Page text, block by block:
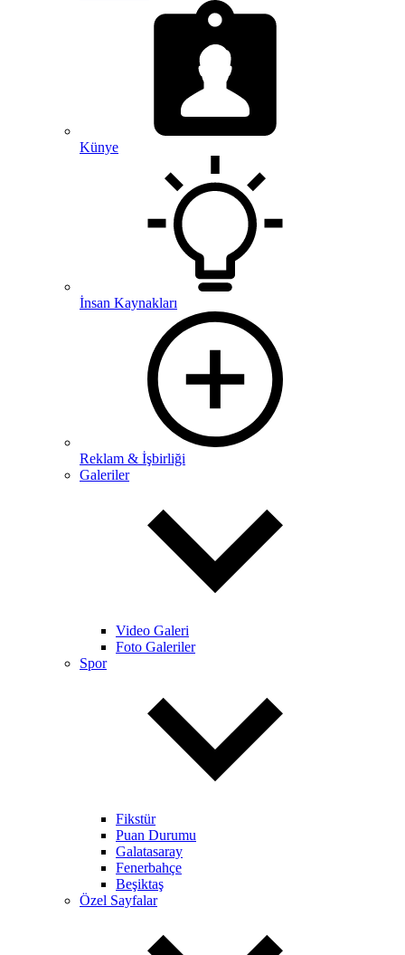
Künye
İnsan Kaynakları
Reklam & İşbirliği
Galeriler
Video Galeri
Foto Galeriler
Spor
Fikstür
Puan Durumu
Galatasaray
Fenerbahçe
Beşiktaş
Özel Sayfalar